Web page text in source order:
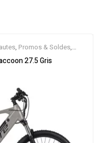
, Promos & Soldes,
Electriques,VTT
27.5 Gris